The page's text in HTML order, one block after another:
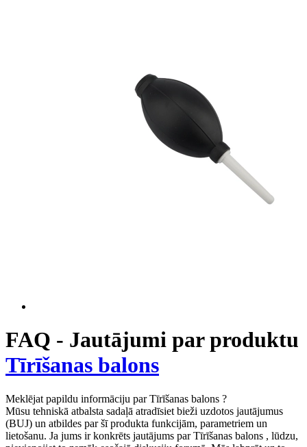
FAQ - Jautājumi par produktu
Tīrīšanas balons
Meklējat papildu informāciju par Tīrīšanas balons ?
Mūsu tehniskā atbalsta sadaļā atradīsiet bieži uzdotos jautājumus
(BUJ) un atbildes par šī produkta funkcijām, parametriem un
lietošanu. Ja jums ir konkrēts jautājums par Tīrīšanas balons , lūdzu,